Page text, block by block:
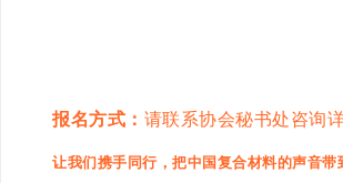
报名方式： 请联系协会秘书处咨询
让我们携手同行，把中国复合材料的声音带